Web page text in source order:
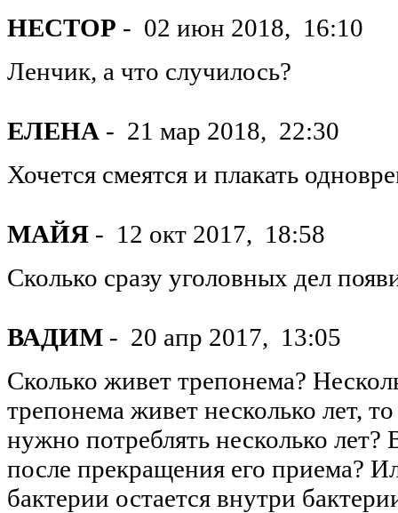
НЕСТОР - 02 июн 2018, 16:10
Ленчик, а что случилось?
ЕЛЕНА - 21 мар 2018, 22:30
Хочется смеятся и плакать
МАЙЯ - 12 окт 2017, 18:58
Сколько сразу уголовных дел
ВАДИМ - 20 апр 2017, 13:05
Сколько живет трепонема?
трепонема живет несколько лет,
нужно потреблять несколько
после прекращения его приема?
бактерии остается внутри